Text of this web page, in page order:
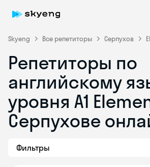
Skyeng Все репетиторы Серпухов
Репетиторы по
английскому
уровня A1
Серпухове
Фильтры
Skyeng Chat